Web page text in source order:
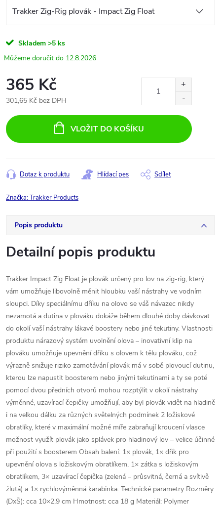
Skladem >5 ks
12.8.2026
365 Kč
301,65 Kč bez DPH
cena:
VLOŽIT DO KOŠÍKU
Dotaz k produktu Hlídací pes Sdílet
Značka:Trakker Products
Popis produktu
Detailní popis produktu
Trakker Impact Zig Float je plovák určený pro lov na zig-rig, který
vám umožňuje libovolně měnit hloubku vaší nástrahy ve vodním
sloupci. Díky speciálnímu dříku na olovo se váš návazec nikdy
nezamotá a dutina v plováku dokáže během dlouhé doby dávkovat
do okolí vaší nástrahy lákavé boostery nebo jiné tekutiny. Vlastnosti
produktu nárazový systém uvolnění olova – inovativní klip na
plováku umožňuje upevnění dříku s olovem k tělu plováku, což
výrazně snižuje riziko zamotávání plovák má v sobě plovoucí dutinu,
kterou lze napustit boosterem nebo jinými tekutinami a ty se poté
pomocí dvou předních otvorů mohou rozptýlit v okolí nástrahy
výměnné, uzavírací čepičky umožňují, aby byl plovák vidět na hladině
i na velkou dálku za různých světelných podmínek 2 ložiskové
obratlíky, které v maximální možné míře zabraňují kroucení vlasce
možnost využít plovák jako splávek pro hladinový lov – velice účinné
při použití s boosterem Obsah balení: 1× plovák, 1× dřík pro
upevnění olova s ložiskovým obratlíkem, 1× zátka s ložiskovým
obratlíkem, 3× uzavírací čepička (zelená – průsvitná, černá a svítivě
žlutá) a 1× rychlovýměnná karabinka. Technické parametry Rozměry
(DxŠ): cca 10×2,9 cm Hmotnost: cca 18 g Materiál: Polymer